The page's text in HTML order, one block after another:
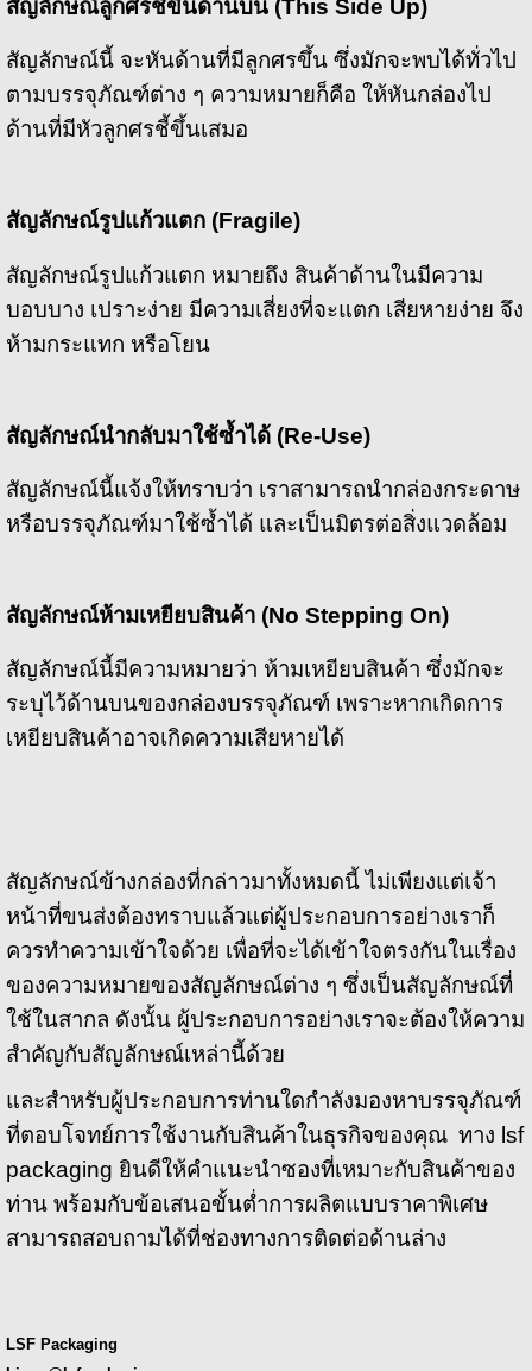
สัญลักษณ์ลูกศรชี้ขึ้นด้านบน (This Side Up)
สัญลักษณ์นี้ จะหันด้านที่มีลูกศรขึ้น ซึ่งมักจะพบได้ทั่วไป
ตามบรรจุภัณฑ์ต่าง ๆ ความหมายก็คือ ให้หันกล่องไป
ด้านที่มีหัวลูกศรชี้ขึ้นเสมอ
สัญลักษณ์รูปแก้วแตก (Fragile)
สัญลักษณ์รูปแก้วแตก หมายถึง สินค้าด้านในมีความ
บอบบาง เปราะง่าย มีความเสี่ยงที่จะแตก เสียหายง่าย จึง
ห้ามกระแทก หรือโยน
สัญลักษณ์นำกลับมาใช้ซ้ำได้ (Re-Use)
สัญลักษณ์นี้แจ้งให้ทราบว่า เราสามารถนำกล่องกระดาษ
หรือบรรจุภัณฑ์มาใช้ซ้ำได้ และเป็นมิตรต่อสิ่งแวดล้อม
สัญลักษณ์ห้ามเหยียบสินค้า (No Stepping On)
สัญลักษณ์นี้มีความหมายว่า ห้ามเหยียบสินค้า ซึ่งมักจะ
ระบุไว้ด้านบนของกล่องบรรจุภัณฑ์ เพราะหากเกิดการ
เหยียบสินค้าอาจเกิดความเสียหายได้
สัญลักษณ์ข้างกล่องที่กล่าวมาทั้งหมดนี้ ไม่เพียงแต่เจ้า
หน้าที่ขนส่งต้องทราบแล้วแต่ผู้ประกอบการอย่างเราก็
ควรทำความเข้าใจด้วย เพื่อที่จะได้เข้าใจตรงกันในเรื่อง
ของความหมายของสัญลักษณ์ต่าง ๆ ซึ่งเป็นสัญลักษณ์ที่
ใช้ในสากล ดังนั้น ผู้ประกอบการอย่างเราจะต้องให้ความ
สำคัญกับสัญลักษณ์เหล่านี้ด้วย
และสำหรับผู้ประกอบการท่านใดกำลังมองหาบรรจุภัณฑ์
ที่ตอบโจทย์การใช้งานกับสินค้าในธุรกิจของคุณ ทาง lsf
packaging ยินดีให้คำแนะนำซองที่เหมาะกับสินค้าของ
ท่าน พร้อมกับข้อเสนอขั้นต่ำการผลิตแบบราคาพิเศษ
สามารถสอบถามได้ที่ช่องทางการติดต่อด้านล่าง
LSF Packaging